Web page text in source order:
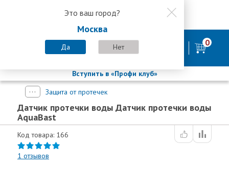
8 800 200-58-35
Это ваш город?
Москва
Да Нет
8 (800) 200-58-35
Пн-Пт с 9:00-18:00. Сб. Вс - выходной 0
Вступить в «Профи клуб»
Защита от протечек
Датчик протечки воды Датчик протечки воды
AquaBast
Код товара: 166
1 отзывов